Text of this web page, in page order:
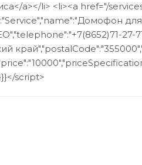
a></li> <li><a href="/
27-
script>